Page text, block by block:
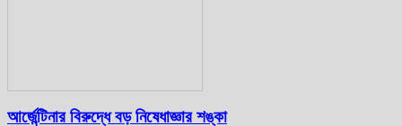
আর্জেন্টিনার বিরুদ্ধে বড় নিষেধাজ্ঞার শঙ্কা